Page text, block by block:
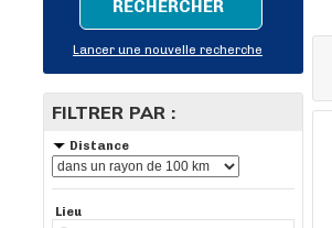
RECHERCHER
Lancer une nouvelle recherche
FILTRER PAR :
Distance
Lieu